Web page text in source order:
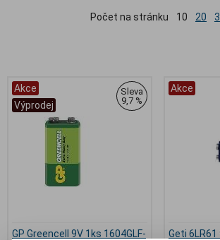
Počet na stránku 10 20
Akce
Výprodej
Sleva
9,7 %
GP Greencell 9V 1ks 1604GLF-
Akce
Geti